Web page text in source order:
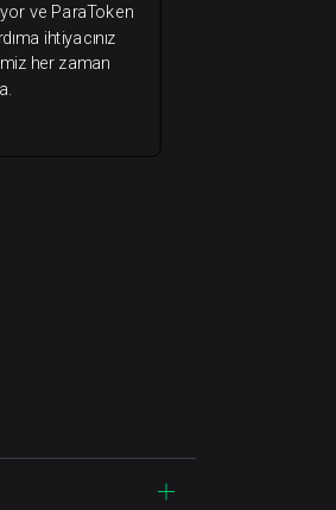
ve ParaToken
ihtiyacınız
her zaman